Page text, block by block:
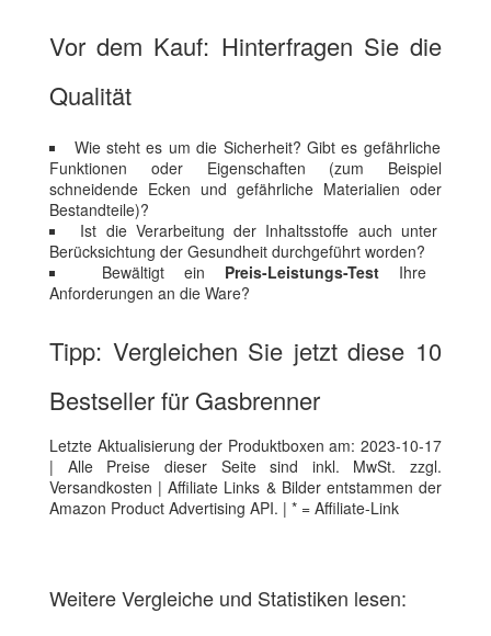
Vor dem Kauf: Hinterfragen Sie die
Qualität
Wie steht es um die Sicherheit? Gibt es gefährliche
Funktionen oder Eigenschaften (zum Beispiel
schneidende Ecken und gefährliche Materialien oder
Bestandteile)?
Ist die Verarbeitung der Inhaltsstoffe auch unter
Berücksichtung der Gesundheit durchgeführt worden?
Bewältigt ein Preis-Leistungs-Test Ihre
Anforderungen an die Ware?
Tipp: Vergleichen Sie jetzt diese 10
Bestseller für Gasbrenner
Letzte Aktualisierung der Produktboxen am: 2023-10-17
| Alle Preise dieser Seite sind inkl. MwSt. zzgl.
Versandkosten | Affiliate Links & Bilder entstammen der
Amazon Product Advertising API. | * = Affiliate-Link
Weitere Vergleiche und Statistiken lesen: